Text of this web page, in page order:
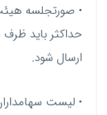
• صورتجلسه
حداکثر باید
ارسال شود.
• لیست